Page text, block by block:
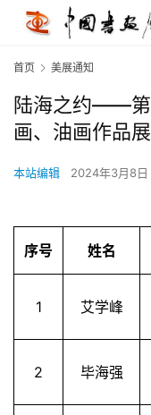
首页 美展通知
陆海之约——第
画、油画作品
本站编辑 2024年3月8
序号 姓名
1 艾学峰
2 毕海强